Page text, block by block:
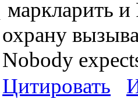
маркларить и
охрану
Nobody
Цитировать